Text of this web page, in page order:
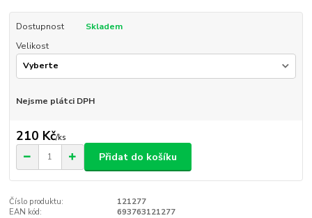
Dostupnost
Skladem
Velikost
Nejsme plátci DPH
210 Kč/ks
Přidat do košíku
Číslo produktu:
121277
EAN kód:
693763121277